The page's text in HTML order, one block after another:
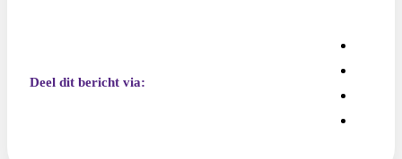
Deel dit bericht via: